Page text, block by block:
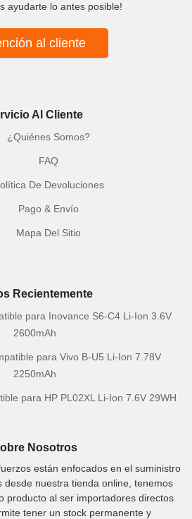
ayudarte lo antes posible!
al cliente
Al Cliente
¿Quiénes Somos?
FAQ
De Devoluciones
Pago & Envío
Mapa Del Sitio
Recientemente
para Inovance S6-C4 Li-Ion 3.6V
2600mAh
para Vivo B-U5 Li-Ion 7.78V
2250mAh
para HP PL02XL Li-Ion 7.6V 29WH
Nosotros
están enfocados en el suministro
desde nuestra tienda online, tenemos
producto al ser importadores directos
tener un stock permanente y